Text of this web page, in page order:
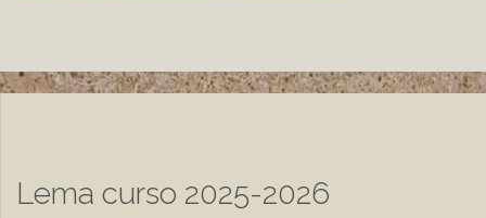
Lema curso 2025-2026